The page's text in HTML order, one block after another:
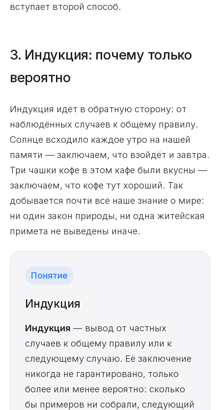
вступает второй способ.
3. Индукция: почему только
вероятно
Индукция идёт в обратную сторону: от
наблюдённых случаев к общему правилу.
Солнце всходило каждое утро на нашей
памяти — заключаем, что взойдёт и завтра.
Три чашки кофе в этом кафе были вкусны —
заключаем, что кофе тут хороший. Так
добывается почти всё наше знание о мире:
ни один закон природы, ни одна житейская
примета не выведены иначе.
Понятие
Индукция
Индукция — вывод от частных
случаев к общему правилу или к
следующему случаю. Её заключение
никогда не гарантировано, только
более или менее вероятно: сколько
бы примеров ни собрали, следующий